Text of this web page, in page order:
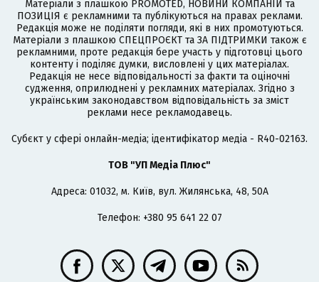
Матеріали з плашкою PROMOTED, НОВИНИ КОМПАНІЙ та
ПОЗИЦІЯ є рекламними та публікуються на правах реклами.
Редакція може не поділяти погляди, які в них промотуються.
Матеріали з плашкою СПЕЦПРОЄКТ та ЗА ПІДТРИМКИ також є
рекламними, проте редакція бере участь у підготовці цього
контенту і поділяє думки, висловлені у цих матеріалах.
Редакція не несе відповідальності за факти та оціночні
судження, оприлюднені у рекламних матеріалах. Згідно з
українським законодавством відповідальність за зміст
реклами несе рекламодавець.
Cубєкт у сфері онлайн-медіа; ідентифікатор медіа - R40-02163.
ТОВ "УП Медіа Плюс"
Адреса: 01032, м. Київ, вул. Жилянська, 48, 50А
Телефон: +380 95 641 22 07